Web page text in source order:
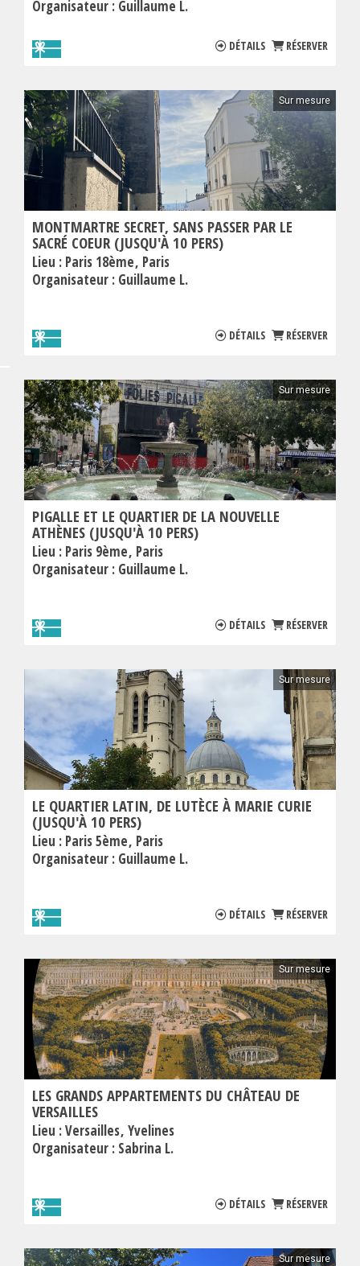
Organisateur : Guillaume L.
DÉTAILS RÉSERVER
Sur mesure
MONTMARTRE SECRET, SANS PASSER PAR LE
SACRÉ COEUR (JUSQU'À 10 PERS)
Lieu : Paris 18ème Paris
Organisateur : Guillaume L.
DÉTAILS RÉSERVER
Sur mesure
PIGALLE ET LE QUARTIER DE LA NOUVELLE
ATHÈNES (JUSQU'À 10 PERS)
Lieu : Paris 9ème Paris
Organisateur : Guillaume L.
DÉTAILS RÉSERVER
Sur mesure
LE QUARTIER LATIN, DE LUTÈCE À MARIE CURIE
(JUSQU'À 10 PERS)
Lieu : Paris 5ème Paris
Organisateur : Guillaume L.
DÉTAILS RÉSERVER
Sur mesure
LES GRANDS APPARTEMENTS DU CHÂTEAU DE
VERSAILLES
Lieu :Versailles Yvelines
Organisateur : Sabrina L.
DÉTAILS RÉSERVER
Sur mesure